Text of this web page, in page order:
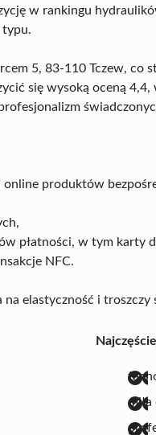
w rankingu
typu.
5, 83-110 Tczew, co
się wysoką oceną
produktów
płatności, w tym karty
NFC.
na elastyczność i
miła